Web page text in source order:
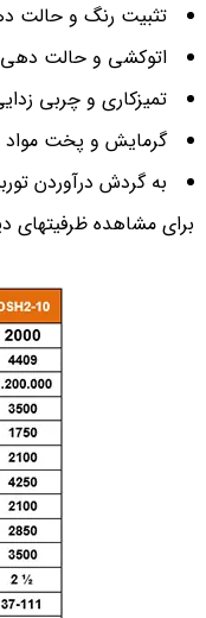
تثبیت رنگ و حالت
اتوکشی و حالت دهی
تمیزکاری و چربی
گرمایش و پخت مواد
به گردش درآوردن
برای مشاهده ظرفیتهای